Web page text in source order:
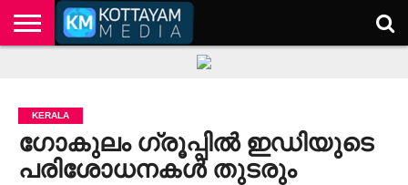
KERALA
ഗോകുലം ഗ്രൂപ്പില്‍ ഇഡിയുടെ
പരിശോധനകള്‍ തുടരും